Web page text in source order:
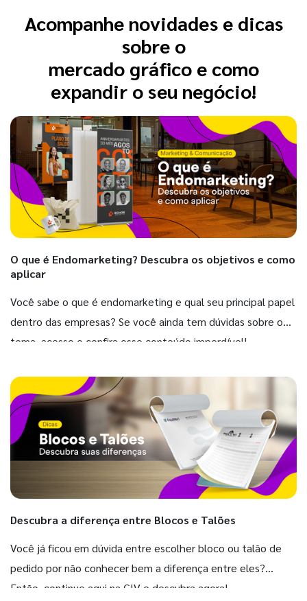
Acompanhe novidades e dicas
sobre o
mercado gráfico e como
expandir o seu negócio!
O que é Endomarketing? Descubra os objetivos e como
aplicar
Você sabe o que é endomarketing e qual seu principal papel
dentro das empresas? Se você ainda tem dúvidas sobre o
tema, acesse e confira esse conteúdo imperdível!
Descubra a diferença entre Blocos e Talões
Você já ficou em dúvida entre escolher bloco ou talão de
pedido por não conhecer bem a diferença entre eles?
Então, continue aqui na GIV e descubra agora!